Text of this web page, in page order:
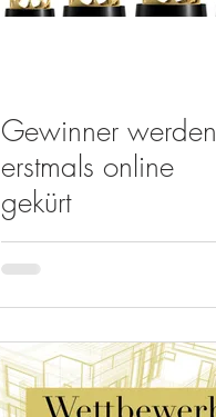
Gewinner werden
erstmals online
gekürt